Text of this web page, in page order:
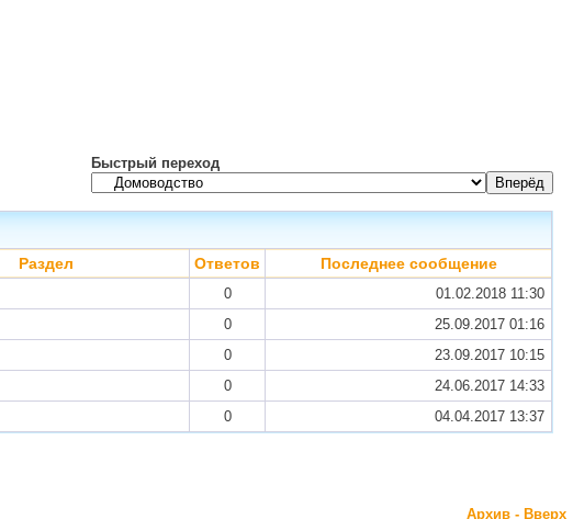
Быстрый переход
Раздел Ответов Последнее сообщение
0 01.02.2018 11:30
0 25.09.2017 01:16
0 23.09.2017 10:15
0 24.06.2017 14:33
0 04.04.2017 13:37
Архив - Вверх